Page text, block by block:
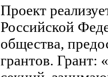
Проект
Российской
общества,
грантов. Грант: